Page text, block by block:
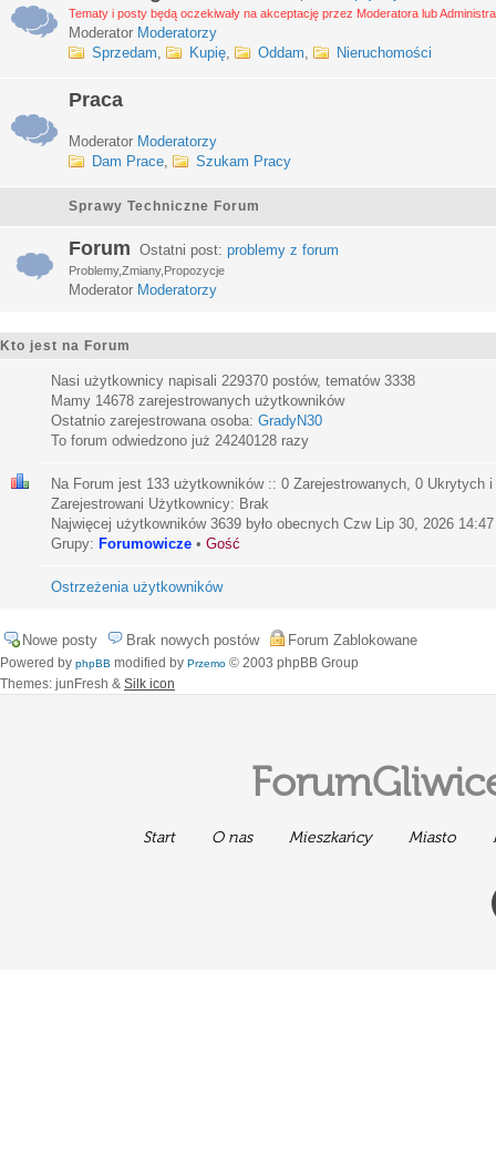
Tematy i posty będą oczekiwały na akceptację przez Moderatora lub
Moderator Moderatorzy
Sprzedam, Kupię, Oddam, Nieruchomości
Praca
Moderator Moderatorzy
Dam Prace, Szukam Pracy
Sprawy Techniczne Forum
Forum Ostatni post: problemy z forum
Problemy,Zmiany,Propozycje
Moderator Moderatorzy
Kto jest na Forum
Nasi użytkownicy napisali 229370 postów, tematów 3338
Mamy 14678 zarejestrowanych użytkowników
Ostatnio zarejestrowana osoba: GradyN30
To forum odwiedzono już 24240128 razy
Na Forum jest 133 użytkowników :: 0 Zarejestrowanych, 0 Ukrytych
Zarejestrowani Użytkownicy: Brak
Najwięcej użytkowników 3639 było obecnych Czw Lip 30, 2026 14:47
Grupy: Forumowicze • Gość
Ostrzeżenia użytkowników
Nowe posty Brak nowych postów Forum Zablokowane
Powered by phpBB modified by Przemo © 2003 phpBB Group
Themes: junFresh & Silk icon
Start O nas Mieszkańcy Miasto